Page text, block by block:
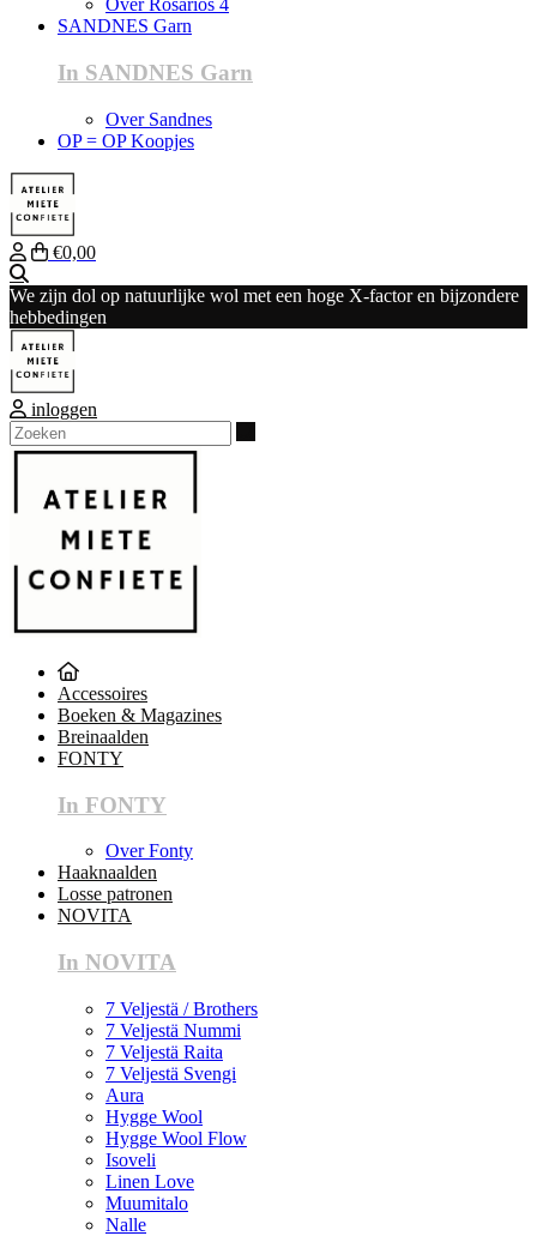
Over Rosàrios 4
SANDNES Garn
In SANDNES Garn
Over Sandnes
OP = OP Koopjes
€0,00
We zijn dol op natuurlijke wol met een hoge X-factor en bijzondere
hebbedingen
inloggen
Accessoires
Boeken & Magazines
Breinaalden
FONTY
In FONTY
Over Fonty
Haaknaalden
Losse patronen
NOVITA
In NOVITA
7 Veljestä / Brothers
7 Veljestä Nummi
7 Veljestä Raita
7 Veljestä Svengi
Aura
Hygge Wool
Hygge Wool Flow
Isoveli
Linen Love
Muumitalo
Nalle